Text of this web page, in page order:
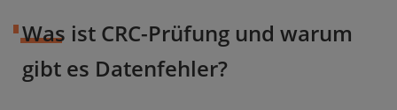
Was ist CRC-Prüfung und warum
gibt es Datenfehler?